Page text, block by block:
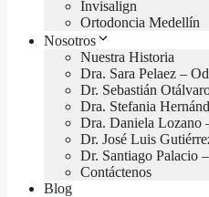
Invisalign
Ortodoncia Medellín
Nosotros
Nuestra Historia
Dra. Sara Pelaez –
Dr. Sebastián
Dra. Stefania
Dra. Daniela Lozano
Dr. José Luis
Dr. Santiago Palacio
Contáctenos
Blog